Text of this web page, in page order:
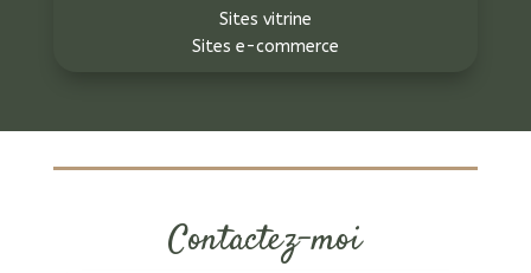
Sites vitrine
Sites e-commerce
Contactez-moi